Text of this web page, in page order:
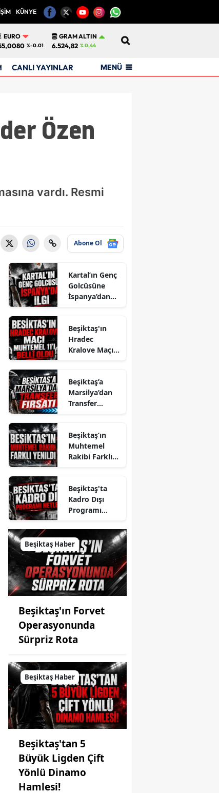
KÜNYE
EURO
%-0.01
GRAM ALTIN
6.524,82 % 0,44
CANLI YAYINLAR MENÜ
Özen
vardı. Resmi
Abone Ol
Kartal’ın Genç
Golcüsüne
İspanya’dan
Beşiktaş'ın
Hradec
Kralove Maçı
Beşiktaş’a
Marsilya’dan
Transfer
Beşiktaş’ın
Muhtemel
Rakibi Farklı
Beşiktaş'ta
Kadro Dışı
Programı
Beşiktaş Haber
Beşiktaş'ın Forvet
Operasyonunda
Sürpriz Rota
Beşiktaş Haber
Beşiktaş'tan 5
Büyük Ligden Çift
Yönlü Dinamo
Hamlesi!